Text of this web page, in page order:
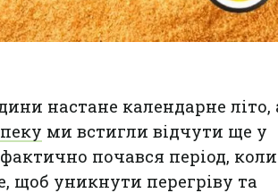
настане календарне літо,
ми встигли відчути ще у
почався період, коли
щоб уникнути перегріву та